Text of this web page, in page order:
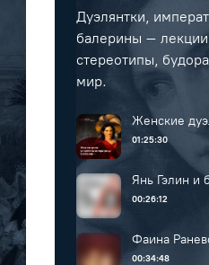
Дуэлянтки,
балерины –
стереотипы,
мир.
Женские
Екатерины II
01:25:30
Янь Гэлин и
00:26:12
Фаина
персонаж
00:34:48